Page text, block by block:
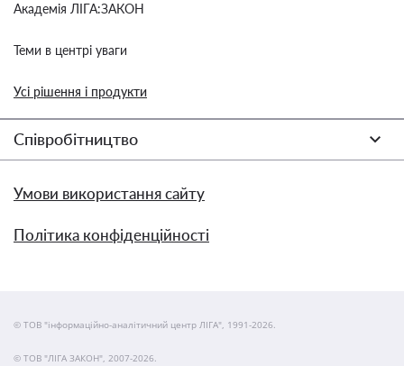
Академія ЛІГА:ЗАКОН
Теми в центрі уваги
Усі рішення і продукти
Співробітництво
Умови використання сайту
Політика конфіденційності
© ТОВ "інформаційно-аналітичний центр ЛІГА", 1991-2026.
© ТОВ "ЛІГА ЗАКОН", 2007-2026.